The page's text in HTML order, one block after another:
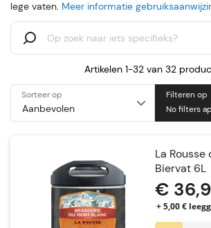
lege vaten. Meer informatie
Artikelen 1-32 van 32
Sorteer op
Filteren op
No filters
La
Biervat 6L
€
+ 5,00 €